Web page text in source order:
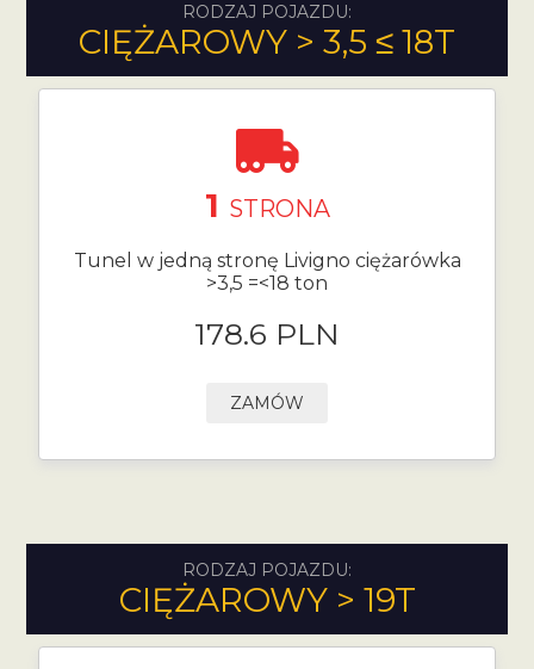
RODZAJ POJAZDU:
CIĘŻAROWY > 3,5 ≤ 18T
1 STRONA
Tunel w jedną stronę Livigno ciężarówka
>3,5 =<18 ton
178.6 PLN
ZAMÓW
RODZAJ POJAZDU:
CIĘŻAROWY > 19T